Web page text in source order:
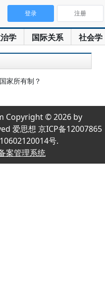
学 国际关系 社会学
登录 注册
家所有制？
Copyright © 2026 by
爱思想 京ICP备12007865
号.
案管理系统